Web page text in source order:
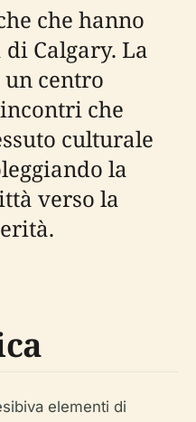
che hanno
Calgary. La
centro
che
culturale
la
verso la
elementi di